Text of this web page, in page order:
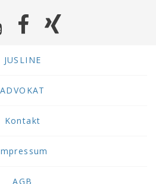
JUSLINE
ADVOKAT
Kontakt
AGB